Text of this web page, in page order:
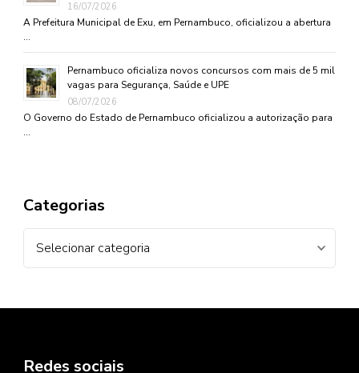
16/07/2026
A Prefeitura Municipal de Exu, em Pernambuco, oficializou a abertura
…
Pernambuco oficializa novos concursos com mais de 5 mil
vagas para Segurança, Saúde e UPE
08/07/2026
O Governo do Estado de Pernambuco oficializou a autorização para
…
Categorias
Redes sociais